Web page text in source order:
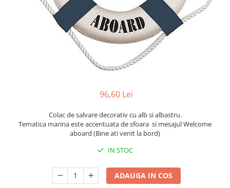
Barci, vapoare, ambarcatiuni
Decoratiuni care se agata
96,60 Lei
Colac de salvare decorativ cu alb si albastru.
Tematica marina este accentuata de sfoara si mesajul Welcome
aboard (Bine ati venit la bord)
IN STOC
ADAUGA IN COS